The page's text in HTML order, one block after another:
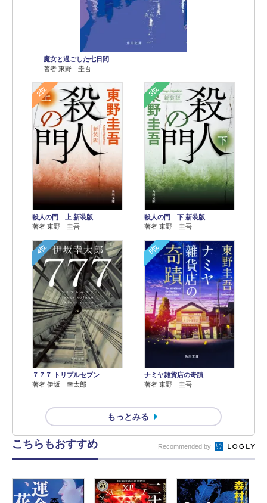
魔女と過ごした七日間
著者 東野 圭吾
2位
殺人の門 上 新装版
著者 東野 圭吾
3位
殺人の門 下 新装版
著者 東野 圭吾
4位
７７７ トリプルセブン
著者 伊坂 幸太郎
5位
ナミヤ雑貨店の奇蹟
著者 東野 圭吾
もっとみる
こちらもおすすめ Recommended by